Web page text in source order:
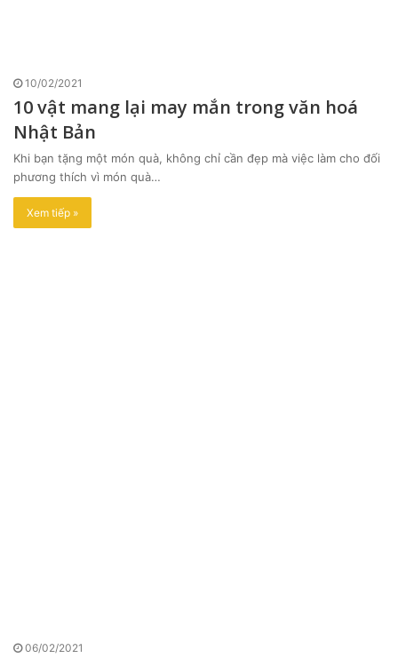
10/02/2021
10 vật mang lại may mắn trong văn hoá
Nhật Bản
Khi bạn tặng một món quà, không chỉ cần đẹp mà việc làm cho đối
phương thích vì món quà…
Xem tiếp »
06/02/2021